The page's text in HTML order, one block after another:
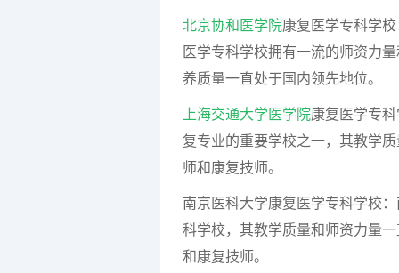
北京协和医学院康复医学专科学
医学专科学校拥有一流的师资力
养质量一直处于国内领先地位。
上海交通大学医学院康复医学专
复专业的重要学校之一，其教学
师和康复技师。
南京医科大学康复医学专科学校
科学校，其教学质量和师资力量
和康复技师。